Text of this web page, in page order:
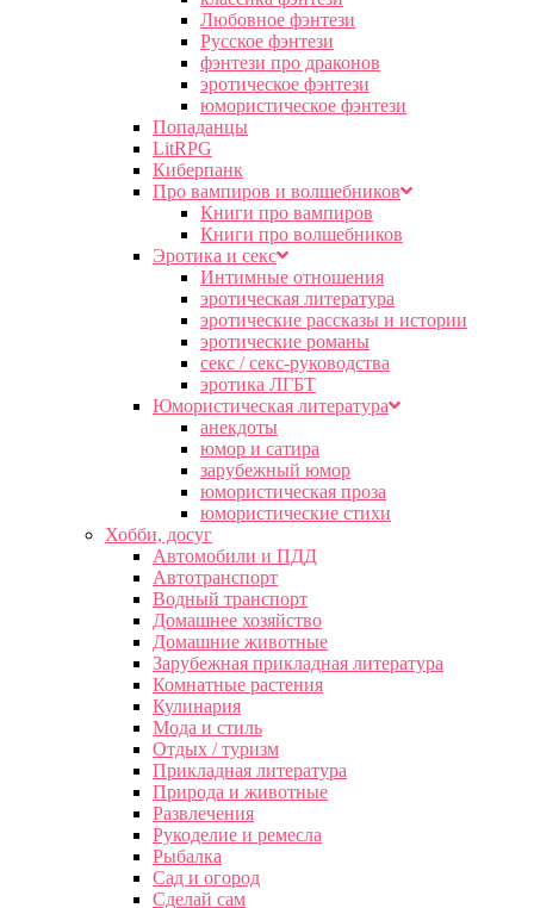
Любовное фэнтези
Русское фэнтези
фэнтези про драконов
эротическое фэнтези
юмористическое фэнтези
Попаданцы
LitRPG
Киберпанк
Про вампиров и волшебников
Книги про вампиров
Книги про волшебников
Эротика и секс
Интимные отношения
эротическая литература
эротические рассказы и истории
эротические романы
секс / секс-руководства
эротика ЛГБТ
Юмористическая литература
анекдоты
юмор и сатира
зарубежный юмор
юмористическая проза
юмористические стихи
Хобби, досуг
Автомобили и ПДД
Автотранспорт
Водный транспорт
Домашнее хозяйство
Домашние животные
Зарубежная прикладная литература
Комнатные растения
Кулинария
Мода и стиль
Отдых / туризм
Прикладная литература
Природа и животные
Развлечения
Рукоделие и ремесла
Рыбалка
Сад и огород
Сделай сам